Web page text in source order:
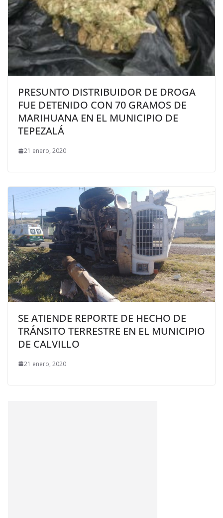
PRESUNTO DISTRIBUIDOR DE DROGA
FUE DETENIDO CON 70 GRAMOS DE
MARIHUANA EN EL MUNICIPIO DE
TEPEZALÁ
21 enero, 2020
SE ATIENDE REPORTE DE HECHO DE
TRÁNSITO TERRESTRE EN EL MUNICIPIO
DE CALVILLO
21 enero, 2020